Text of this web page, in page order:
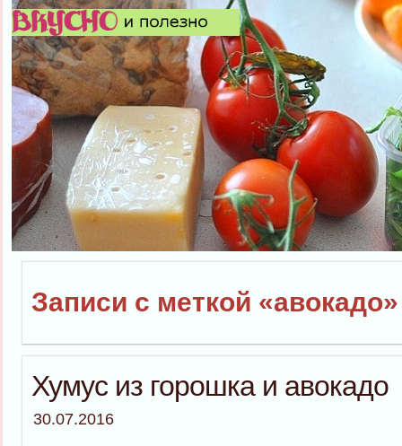
Записи с меткой «авокадо»
Хумус из горошка и авокадо
30.07.2016